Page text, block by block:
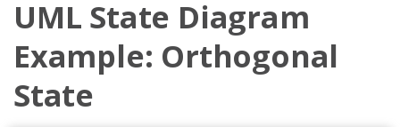
UML State Diagram
Example: Orthogonal
State